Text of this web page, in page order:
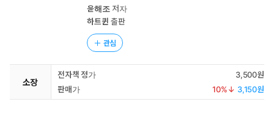
윤해조 저자
하트퀸 출판
관심
소장
전자책 정가
3,500원
판매가
10%↓ 3,150원